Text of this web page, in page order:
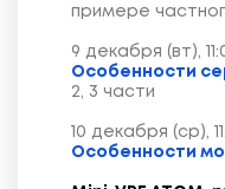
примере
9 декабря (вт),
Особенности
2, 3 части
10 декабря (ср),
Особенности